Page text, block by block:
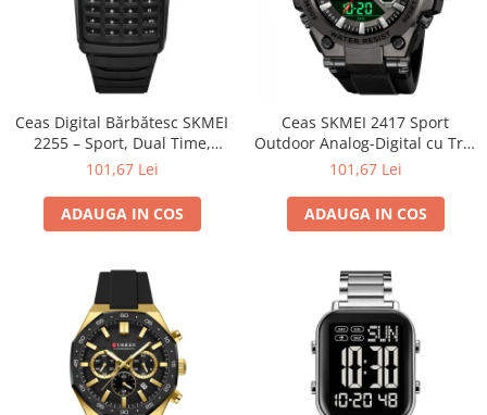
Ceas Digital Bărbătesc SKMEI
2255 – Sport, Dual Time,
Cronometru, Agenda
101,67 Lei
ADAUGA IN COS
Ceas SKMEI 2417 Sport
Outdoor Analog-Digital cu Trei
Fusuri Orare, Cronograf,
Rezistență la Apă 5ATM
101,67 Lei
ADAUGA IN COS